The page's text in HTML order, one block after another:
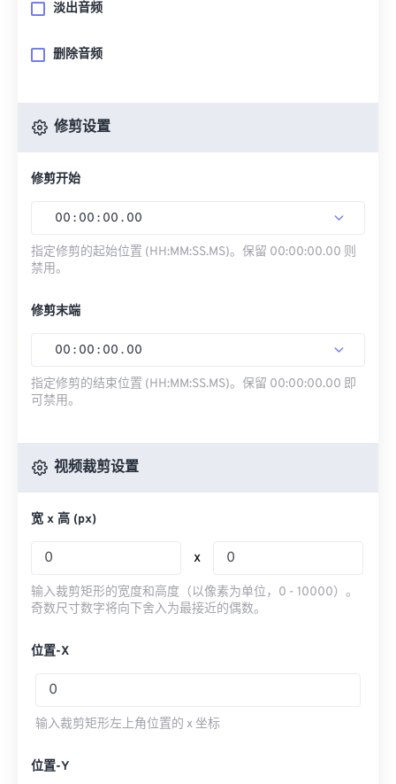
淡出音频
删除音频
修剪设置
修剪开始
00 : 00 : 00 . 00
指定修剪的起始位置 (HH:MM:SS.MS)。保留 00:00:00.00 则
禁用。
修剪末端
00 : 00 : 00 . 00
指定修剪的结束位置 (HH:MM:SS.MS)。保留 00:00:00.00 即
可禁用。
视频裁剪设置
宽 x 高 (px)
x
输入裁剪矩形的宽度和高度（以像素为单位，0 - 10000）。
奇数尺寸数字将向下舍入为最接近的偶数。
位置-X
输入裁剪矩形左上角位置的 x 坐标
位置-Y